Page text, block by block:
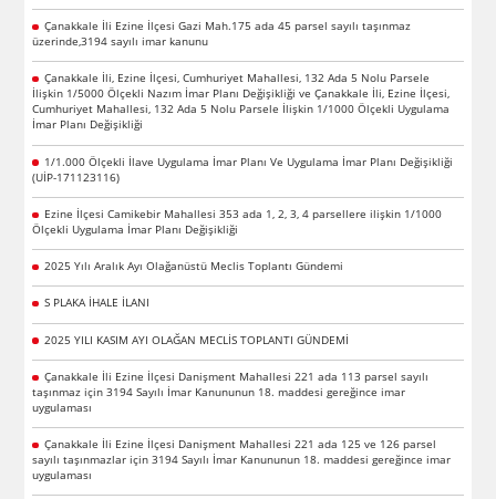
Çanakkale İli Ezine İlçesi Gazi Mah.175 ada 45 parsel sayılı taşınmaz
üzerinde,3194 sayılı imar kanunu
Çanakkale İli, Ezine İlçesi, Cumhuriyet Mahallesi, 132 Ada 5 Nolu Parsele
İlişkin 1/5000 Ölçekli Nazım İmar Planı Değişikliği ve Çanakkale İli, Ezine İlçesi,
Cumhuriyet Mahallesi, 132 Ada 5 Nolu Parsele İlişkin 1/1000 Ölçekli Uygulama
İmar Planı Değişikliği
1/1.000 Ölçekli İlave Uygulama İmar Planı Ve Uygulama İmar Planı Değişikliği
(UİP-171123116)
Ezine İlçesi Camikebir Mahallesi 353 ada 1, 2, 3, 4 parsellere ilişkin 1/1000
Ölçekli Uygulama İmar Planı Değişikliği
2025 Yılı Aralık Ayı Olağanüstü Meclis Toplantı Gündemi
S PLAKA İHALE İLANI
2025 YILI KASIM AYI OLAĞAN MECLİS TOPLANTI GÜNDEMİ
Çanakkale İli Ezine İlçesi Danişment Mahallesi 221 ada 113 parsel sayılı
taşınmaz için 3194 Sayılı İmar Kanununun 18. maddesi gereğince imar
uygulaması
Çanakkale İli Ezine İlçesi Danişment Mahallesi 221 ada 125 ve 126 parsel
sayılı taşınmazlar için 3194 Sayılı İmar Kanununun 18. maddesi gereğince imar
uygulaması